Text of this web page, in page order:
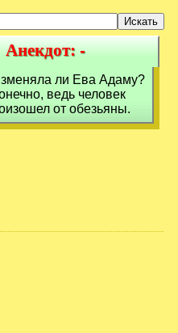
Анекдот: -
Изменяла ли Ева
Адаму?- Конечно,
Анекдот: -
Изменяла ли Ева
Адаму?- Конечно,
ли Ева Адаму?
ведь человек
от обезьяны.